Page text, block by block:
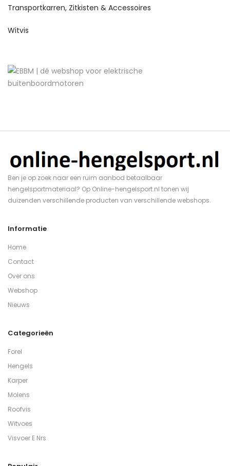
Transportkarren, Zitkisten & Accessoires
Witvis
Ben je op zoek naar een ruim aanbod betaalbaar
hengelsportmateriaal? Op Online-hengelsport.nl tonen wij
duizenden verschillende producten van verschillende webshops.
Informatie
Home
Contact
Over ons
Webshop
Nieuws
Categorieën
Forel
Hengels
Karper
Molens
Roofvis
Witvoes
Visvoer E Nrs